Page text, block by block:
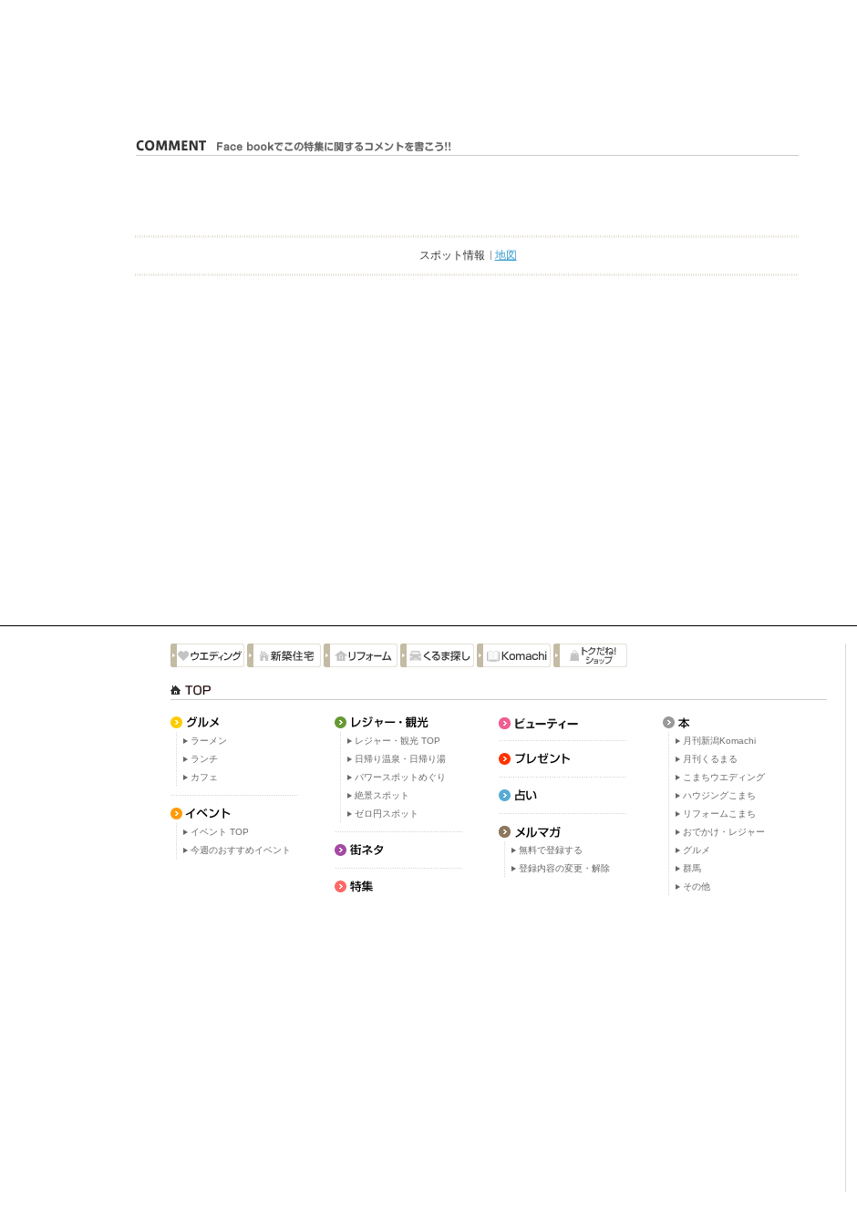
スポット情報 地図
ラーメン
ランチ
カフェ
イベント TOP
今週のおすすめイベント
レジャー・観光 TOP
日帰り温泉・日帰り湯
パワースポットめぐり
絶景スポット
ゼロ円スポット
無料で登録する
登録内容の変更・解除
月刊新潟Komachi
月刊くるまる
こまちウエディング
ハウジングこまち
リフォームこまち
おでかけ・レジャー
グルメ
群馬
その他